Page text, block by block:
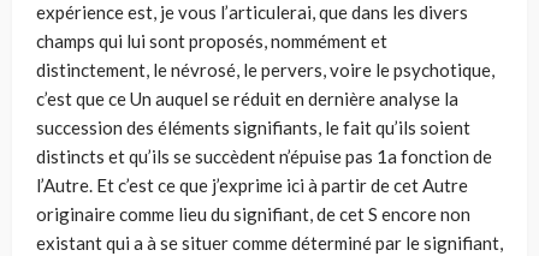
expérience est, je vous l’articulerai, que dans les divers
champs qui lui sont proposés, nommément et
distinctement, le névrosé, le pervers, voire le psychotique,
c’est que ce Un auquel se réduit en dernière analyse la
succession des éléments signifiants, le fait qu’ils soient
distincts et qu’ils se succèdent n’épuise pas 1a fonction de
l’Autre. Et c’est ce que j’exprime ici à partir de cet Autre
originaire comme lieu du signifiant, de cet S encore non
existant qui a à se situer comme déterminé par le signifiant,